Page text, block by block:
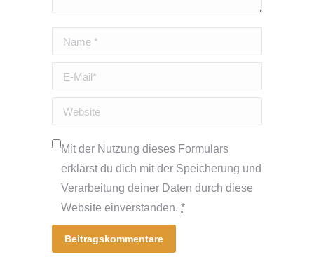
Name *
E-Mail *
Website
Mit der Nutzung dieses Formulars
erklärst du dich mit der Speicherung und
Verarbeitung deiner Daten durch diese
Website einverstanden. *
Beitragskommentare